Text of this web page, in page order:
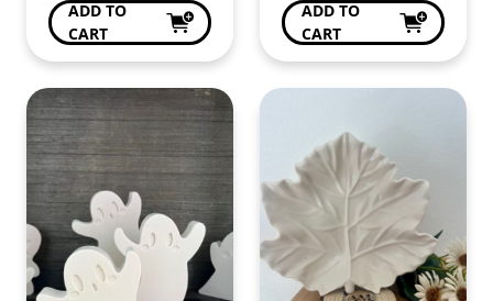
ADD TO
CART
ADD TO
CART